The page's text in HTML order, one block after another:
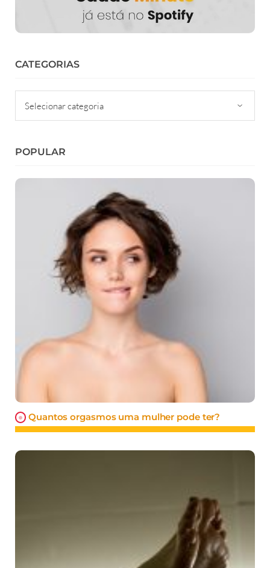
CATEGORIAS
POPULAR
Quantos orgasmos uma mulher pode ter?